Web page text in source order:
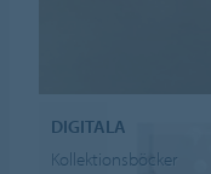
DIGITALA
Kollektionsböcker